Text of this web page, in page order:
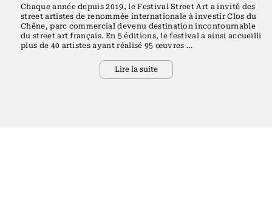
Chaque année depuis 2019, le Festival Street Art a invité des
street artistes de renommée internationale à investir Clos du
Chêne, parc commercial devenu destination incontournable
du street art français. En 5 éditions, le festival a ainsi accueilli
plus de 40 artistes ayant réalisé 95 œuvres …
Lire la suite